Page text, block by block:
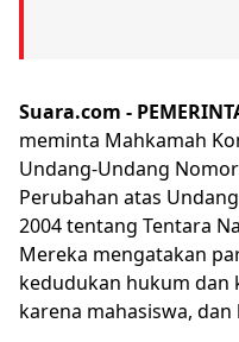
Suara.com -
meminta Mahkamah
Undang-Undang
Perubahan atas
2004 tentang Tentara
Mereka mengatakan
kedudukan hukum dan
karena mahasiswa,